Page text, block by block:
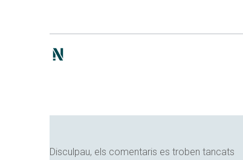
Disculpau, els comentaris es troben tancats